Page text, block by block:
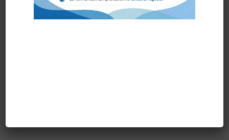
risciacquare accuratamente con
pannospugna e acqua.